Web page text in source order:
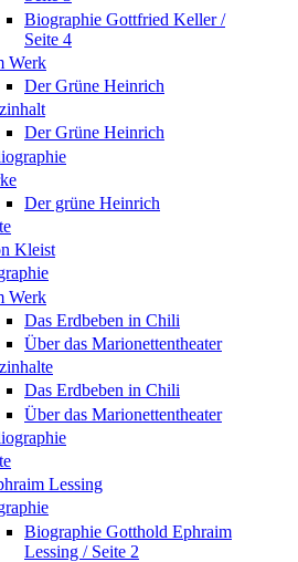
Biographie Gottfried Keller /
Seite 4
Werk
Der Grüne Heinrich
Der Grüne Heinrich
Der grüne Heinrich
Kleist
Werk
Das Erdbeben in Chili
Über das Marionettentheater
Das Erdbeben in Chili
Über das Marionettentheater
Lessing
Biographie Gotthold Ephraim
Lessing / Seite 2